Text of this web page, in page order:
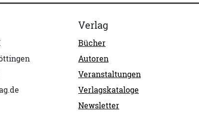
Verlag
Bücher
Autoren
Veranstaltungen
Verlagskataloge
Newsletter